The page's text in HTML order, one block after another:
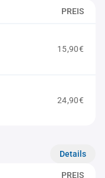
PREIS
15,90€
24,90€
Details
PREIS